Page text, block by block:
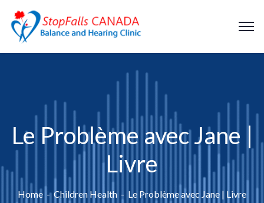
Le Problème avec Jane |
Livre
Home Children Health Le Problème avec Jane | Livre